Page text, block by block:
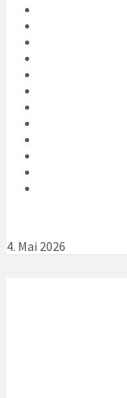
4. Mai 2026